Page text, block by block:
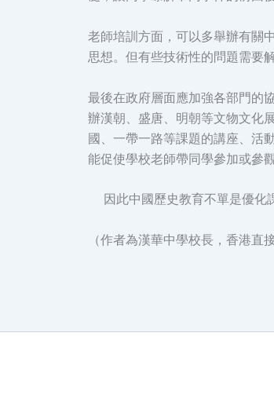
老師培訓方面，可以多舉辦有關
思想。但有些技術性的問題需要
最後在政府層面應加強各部門的
辦漢朝、盛唐、明朝等文物文化
國、一帶一路等課題的講座、活
能促使學校老師帶同學參加或參
因此中國歷史教育不單是優化
（作者為漢華中學校長，香港直